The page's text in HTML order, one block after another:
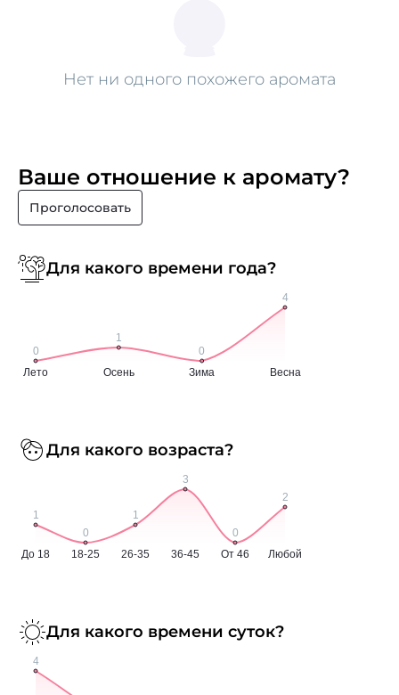
Нет ни одного похожего аромата
Ваше отношение к аромату?
Проголосовать
Для какого времени года?
Для какого возраста?
Для какого времени суток?